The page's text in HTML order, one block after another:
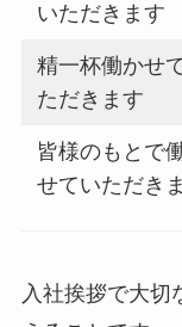
いただきます
精一杯働かせ
ただきます
皆様のもとで
せていただき
入社挨拶で大切